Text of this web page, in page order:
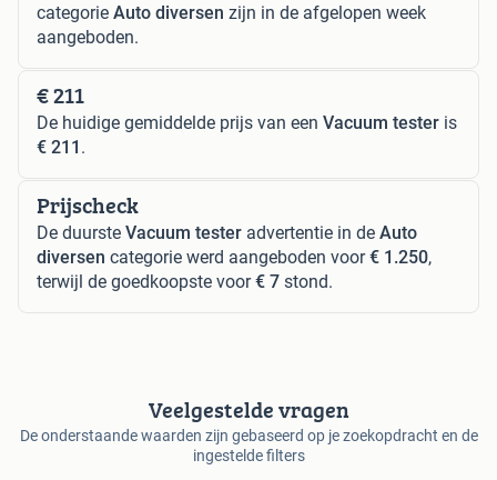
categorie Auto diversen zijn in de afgelopen week
aangeboden.
€ 211
De huidige gemiddelde prijs van een Vacuum tester is
€ 211 .
Prijscheck
De duurste Vacuum tester advertentie in de Auto
diversen categorie werd aangeboden voor€ 1.250,
terwijl de goedkoopste voor€ 7 stond.
Veelgestelde vragen
De onderstaande waarden zijn gebaseerd op je zoekopdracht en de
ingestelde filters